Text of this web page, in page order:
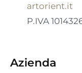
artorient.it
P.IVA
Azienda